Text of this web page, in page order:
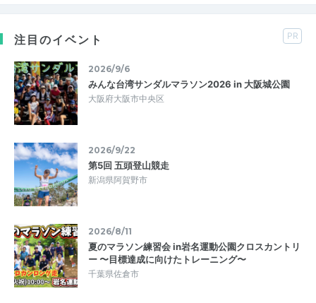
注目のイベント PR
2026/9/6
みんな台湾サンダルマラソン2026 in 大阪城公園
大阪府大阪市中央区
2026/9/22
第5回 五頭登山競走
新潟県阿賀野市
2026/8/11
夏のマラソン練習会 in岩名運動公園クロスカントリ
ー 〜目標達成に向けたトレーニング〜
千葉県佐倉市